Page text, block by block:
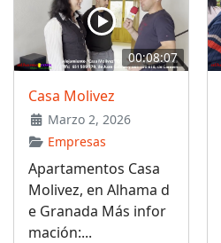
00:08:07
Casa Molivez
Marzo 2, 2026
Empresas
Apartamentos Casa
Molivez, en Alhama d
e Granada Más infor
mación:...